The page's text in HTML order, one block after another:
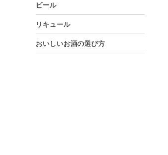
ビール
リキュール
おいしいお酒の選び方